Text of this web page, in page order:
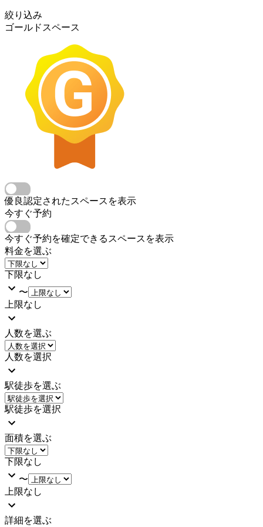
絞り込み
ゴールドスペース
優良認定されたスペースを表示
今すぐ予約
今すぐ予約を確定できるスペースを表示
料金を選ぶ
下限なし
〜
上限なし
人数を選ぶ
人数を選択
駅徒歩を選ぶ
駅徒歩を選択
面積を選ぶ
下限なし
〜
上限なし
詳細を選ぶ